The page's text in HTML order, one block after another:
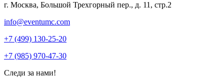
г. Москва, Большой Трехгорный пер., д. 11, стр.2
info@eventumc.com
+7 (499) 130-25-20
+7 (985) 970-47-30
Следи за нами!